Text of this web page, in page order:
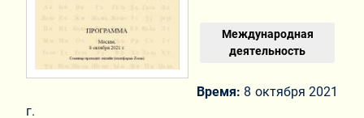
Международная
деятельность
Время: 8 октября 2021
г.